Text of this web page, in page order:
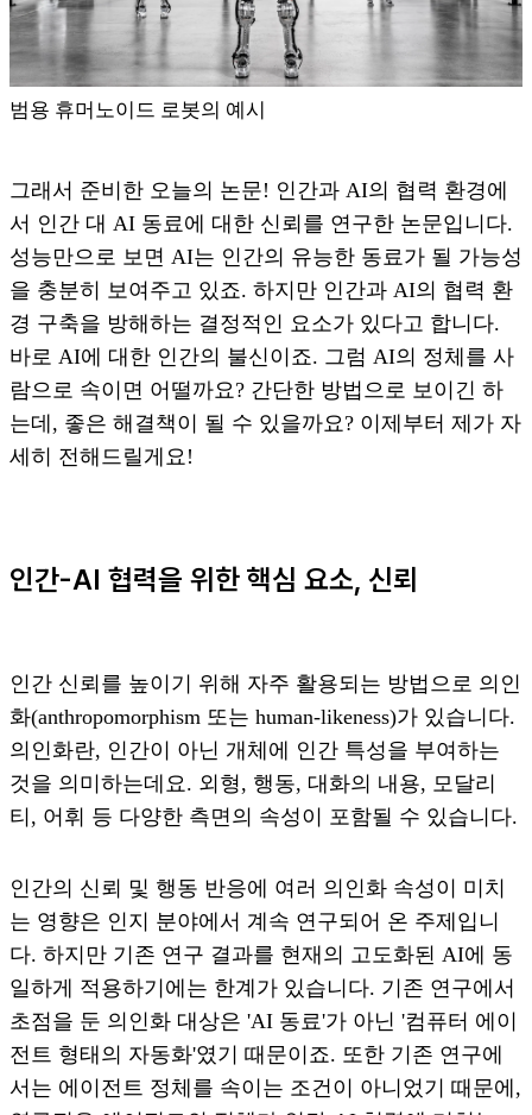
범용 휴머노이드 로봇의 예시
그래서 준비한 오늘의 논문! 인간과 AI의 협력 환경에
서 인간 대 AI 동료에 대한 신뢰를 연구한 논문입니다.
성능만으로 보면 AI는 인간의 유능한 동료가 될 가능성
을 충분히 보여주고 있죠. 하지만 인간과 AI의 협력 환
경 구축을 방해하는 결정적인 요소가 있다고 합니다.
바로 AI에 대한 인간의 불신이죠. 그럼 AI의 정체를 사
람으로 속이면 어떨까요? 간단한 방법으로 보이긴 하
는데, 좋은 해결책이 될 수 있을까요? 이제부터 제가 자
세히 전해드릴게요!
인간-AI 협력을 위한 핵심 요소, 신뢰
인간 신뢰를 높이기 위해 자주 활용되는 방법으로 의인
화(anthropomorphism 또는 human-likeness)가 있습니다.
의인화란, 인간이 아닌 개체에 인간 특성을 부여하는
것을 의미하는데요. 외형, 행동, 대화의 내용, 모달리
티, 어휘 등 다양한 측면의 속성이 포함될 수 있습니다.
인간의 신뢰 및 행동 반응에 여러 의인화 속성이 미치
는 영향은 인지 분야에서 계속 연구되어 온 주제입니
다. 하지만 기존 연구 결과를 현재의 고도화된 AI에 동
일하게 적용하기에는 한계가 있습니다. 기존 연구에서
초점을 둔 의인화 대상은 'AI 동료'가 아닌 '컴퓨터 에이
전트 형태의 자동화'였기 때문이죠. 또한 기존 연구에
서는 에이전트 정체를 속이는 조건이 아니었기 때문에,